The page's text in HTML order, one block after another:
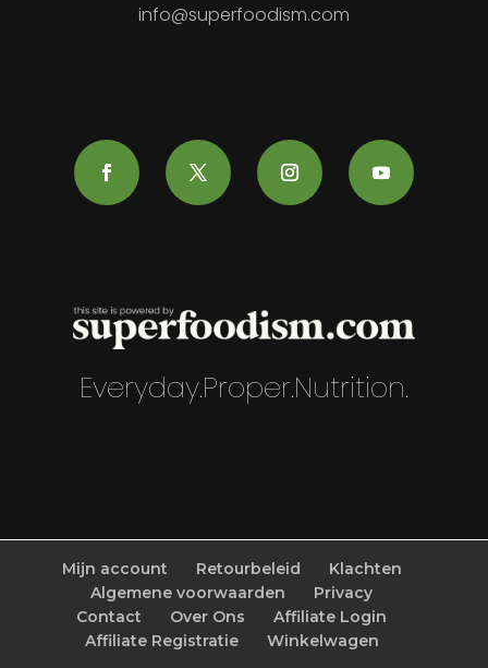
info@superfoodism.com
Everyday.Proper.Nutrition.
Mijn account Retourbeleid
Klachten
Algemene voorwaarden
Privacy
Contact
Over Ons
Affiliate Login
Affiliate Registratie
Winkelwagen